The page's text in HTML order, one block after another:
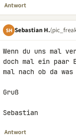
Antwort
SH Sebastian H.
Wenn du uns mal
doch mal ein paar
mal nach ob da
Gruß
Sebastian
Antwort